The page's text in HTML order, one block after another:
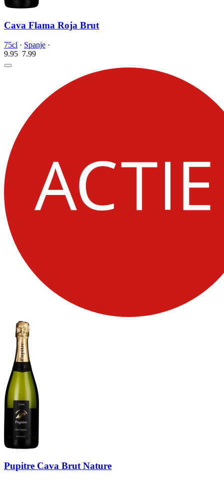
Cava Flama Roja Brut
75cl · Spanje ·
9.95 7.99
Pupitre Cava Brut Nature